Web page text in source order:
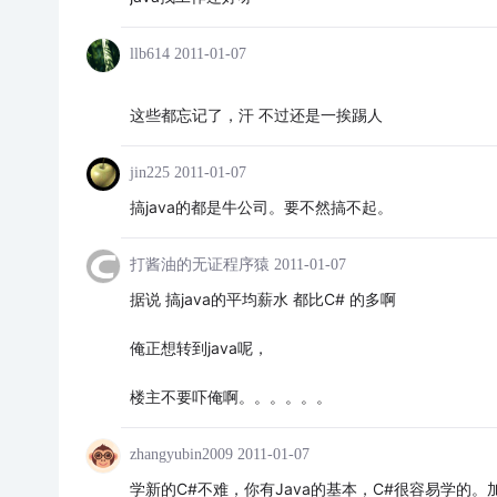
llb614 2011-01-07
这些都忘记了，汗 不过还是一挨踢人
jin225 2011-01-07
搞java的都是牛公司。要不然搞不起。
打酱油的无证程序猿 2011-01-07
据说 搞java的平均薪水 都比C# 的多啊
俺正想转到java呢，
楼主不要吓俺啊。。。。。。
zhangyubin2009 2011-01-07
学新的C#不难，你有Java的基本，C#很容易学的。